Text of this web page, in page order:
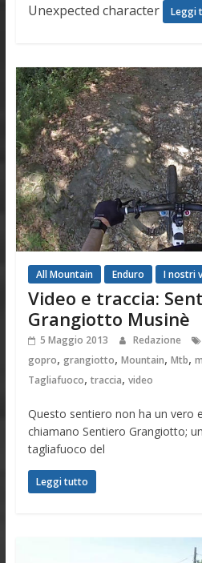
Unexpected character
Leggi
All Mountain Enduro I nostri
Video e traccia:
Grangiotto Musinè
5 Maggio 2013 Redazione
gopro, grangiotto, Mountain, Mtb,
Tagliafuoco, traccia, video
Questo sentiero non ha un vero
chiamano Sentiero Grangiotto;
tagliafuoco del
Leggi tutto